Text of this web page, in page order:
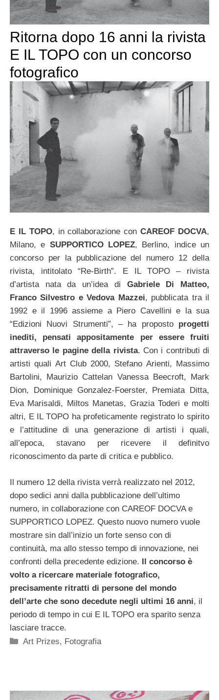
Ritorna dopo 16 anni la rivista
E IL TOPO con un concorso
fotografico
E IL TOPO, in collaborazione conCAREOF DOCVA,
Milano, e SUPPORTICO LOPEZ, Berlino, indice un
concorso per la pubblicazione del numero 12 della
rivista, intitolato “Re-Birth”. E IL TOPO – rivista
d’artista nata da un’idea di Gabriele Di Matteo,
Franco Silvestro e Vedova Mazzei, pubblicata tra il
1992 e il 1996 assieme a Piero Cavellini e la sua
“Edizioni Nuovi Strumenti”, – ha proposto progetti
inediti, pensati appositamente per essere fruiti
attraverso le pagine della rivista. Con i contributi di
artisti quali Art Club 2000, Stefano Arienti, Massimo
Bartolini, Maurizio Cattelan Vanessa Beecroft, Mark
Dion, Dominique Gonzalez-Foerster, Premiata Ditta,
Eva Marisaldi, Miltos Manetas, Grazia Toderi e molti
altri, E IL TOPO ha profeticamente registrato lo spirito
e l’attitudine di una generazione di artisti i quali,
all’epoca, stavano per ricevere il definitvo
riconoscimento da parte di critica e pubblico.
Il numero 12 della rivista verrà realizzato nel 2012,
dopo sedici anni dalla pubblicazione dell’ultimo
numero, in collaborazione con CAREOF DOCVA e
SUPPORTICO LOPEZ. Questo nuovo numero vuole
mostrare sin dall’inizio un forte senso con di
continuità, ma allo stesso tempo di innovazione, nei
confronti della precedente edizione. Il concorso è
volto a ricercare materiale fotografico,
precisamente ritratti di persone del mondo
dell’arte che sono decedute negli ultimi 16 anni, il
periodo di tempo in cui E IL TOPO era sparito senza
lasciare tracce.
Categorie
Art Prizes, Fotografia